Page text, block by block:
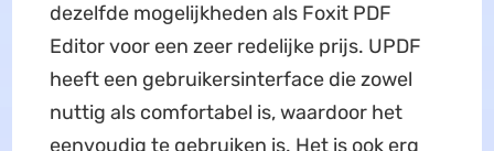
dezelfde mogelijkheden als Foxit PDF
Editor voor een zeer redelijke prijs. UPDF
heeft een gebruikersinterface die zowel
nuttig als comfortabel is, waardoor het
eenvoudig te gebruiken is. Het is ook erg